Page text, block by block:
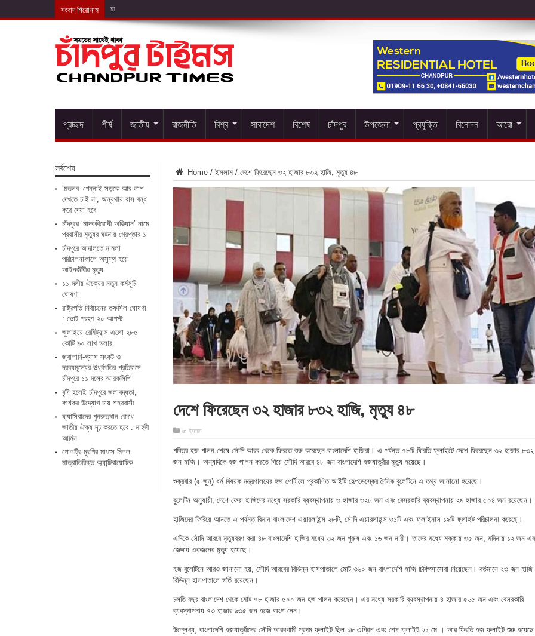
সংবাদ শিরোনাম চাঁদপুরে ‘মাদকবির
প্রচ্ছদ শীর্ষ জাতীয় রাজনীতি বিশ্ব সারাদেশ বিশেষ চাঁদপুর উপজেলা প্রযুক্তি বিনোদন আরো
Home / ইসলাম / দেশে ফিরেছেন ৩২ হাজার ৮৩২ হাজি, মৃত্যু ৪৮
দেশে ফিরেছেন ৩২ হাজার ৮৩২ হাজি, মৃত্যু ৪৮
in ইসলাম
পবিত্র হজ পালন শেষে সৌদি আরব থেকে ফিরতে শুরু করেছেন বাংলাদেশি হাজিরা। এ পর্যন্ত ৭৮টি ফিরতি ফ্লাইটে দেশে ফিরেছেন ৩২ হাজার ৮৩২
জন হাজি। অন্যদিকে হজ পালন করতে গিয়ে সৌদি আরবে ৪৮ জন বাংলাদেশি হজযাত্রীর মৃত্যু হয়েছে।
শুক্রবার (৫ জুন) ধর্ম বিষয়ক মন্ত্রণালয়ের হজ পোর্টালে প্রকাশিত আইটি হেল্পডেস্কের দৈনিক বুলেটিনে এ তথ্য জানানো হয়েছে।
বুলেটিন অনুযায়ী, দেশে ফেরা হাজিদের মধ্যে সরকারি ব্যবস্থাপনায় ৩ হাজার ৩২৮ জন এবং বেসরকারি ব্যবস্থাপনায় ২৯ হাজার ৫০৪ জন রয়েছেন।
হাজিদের ফিরিয়ে আনতে এ পর্যন্ত বিমান বাংলাদেশ এয়ারলাইন্স ২৮টি, সৌদি এয়ারলাইন্স ৩১টি এবং ফ্লাইনাস ১৯টি ফ্লাইট পরিচালনা করেছে।
এদিকে সৌদি আরবে মৃত্যুবরণ করা ৪৮ বাংলাদেশি হাজির মধ্যে ৩২ জন পুরুষ এবং ১৬ জন নারী। তাদের মধ্যে মক্কায় ৩৫ জন, মদিনায় ১২ জন
জেদ্দায় একজনের মৃত্যু হয়েছে।
হজ বুলেটিনে আরও জানানো হয়, সৌদি আরবের বিভিন্ন হাসপাতালে মোট ৩৬০ জন বাংলাদেশি হাজি চিকিৎসাসেবা নিয়েছেন। বর্তমানে ২৩ জন হাজি
বিভিন্ন হাসপাতালে ভর্তি রয়েছেন।
চলতি বছর বাংলাদেশ থেকে মোট ৭৮ হাজার ৫০০ জন হজ পালন করেছেন। এর মধ্যে সরকারি ব্যবস্থাপনায় ৪ হাজার ৫৬৫ জন এবং বেসরকারি
ব্যবস্থাপনায় ৭৩ হাজার ৯৩৫ জন হজে অংশ নেন।
উল্লেখ্য, বাংলাদেশি হজযাত্রীদের সৌদি আরবগামী প্রথম ফ্লাইট ছিল ১৮ এপ্রিল এবং শেষ ফ্লাইট ২১ মে । আর ফিরতি হজ ফ্লাইট শুরু হয়েছে
সর্বশেষ
‘মতলব–পেন্নাই সড়কে আর লাশ
দেখতে চাই না, অন্যথায় বাস বন্ধ
করে দেয়া হবে’
চাঁদপুরে ‘মাদকবিরোধী অভিযান’ নামে
প্রবাসীর মৃত্যুর ঘটনায় গ্রেপ্তার-১
চাঁদপুরে আদালতে মামলা
পরিচালনাকালে অসুস্থ হয়ে
আইনজীবীর মৃত্যু
১১ দলীয় ঐক্যের নতুন কর্মসূচি
ঘোষণা
রাষ্ট্রপতি নির্বাচনের তফসিল ঘোষণা
: ভোট গ্রহণ ২০ আগস্ট
জুলাইয়ে রেমিট্যান্স এলো ২৮৫
কোটি ৯০ লাখ ডলার
জ্বালানি-গ্যাস সংকট ও
দ্রব্যমূল্যের ঊর্ধ্বগতির প্রতিবাদে
চাঁদপুরে ১১ দলের স্মারকলিপি
বৃষ্টি হলেই চাঁদপুরে জলাবদ্ধতা,
কার্যকর উদ্যোগ চায় শহরবাসী
ফ্যাসিবাদের পুনরুত্থান রোধে
জাতীয় ঐক্য দৃঢ় করতে হবে : মাহদী
আমিন
পোলট্রি মুরগির মাংসে মিলল
মাত্রাতিরিক্ত অ্যান্টিবায়োটিক